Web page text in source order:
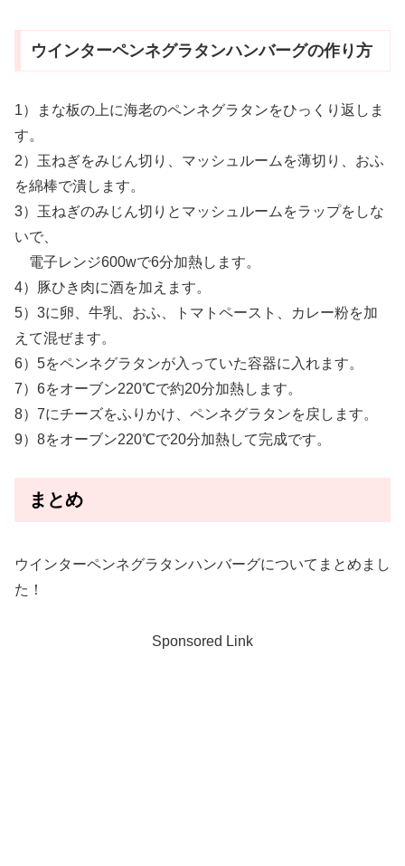
ウインターペンネグラタンハンバーグの作り方
1）まな板の上に海老のペンネグラタンをひっくり返しま
す。
2）玉ねぎをみじん切り、マッシュルームを薄切り、おふ
を綿棒で潰します。
3）玉ねぎのみじん切りとマッシュルームをラップをしな
いで、
電子レンジ600wで6分加熱します。
4）豚ひき肉に酒を加えます。
5）3に卵、牛乳、おふ、トマトペースト、カレー粉を加
えて混ぜます。
6）5をペンネグラタンが入っていた容器に入れます。
7）6をオーブン220℃で約20分加熱します。
8）7にチーズをふりかけ、ペンネグラタンを戻します。
9）8をオーブン220℃で20分加熱して完成です。
まとめ
ウインターペンネグラタンハンバーグについてまとめまし
た！
Sponsored Link